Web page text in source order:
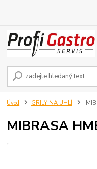
Úvod GRILY NA UHLÍ
MIBRASA